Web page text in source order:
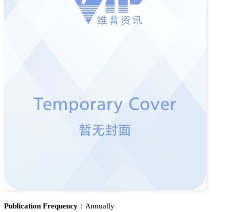
Publication Frequency： Annually